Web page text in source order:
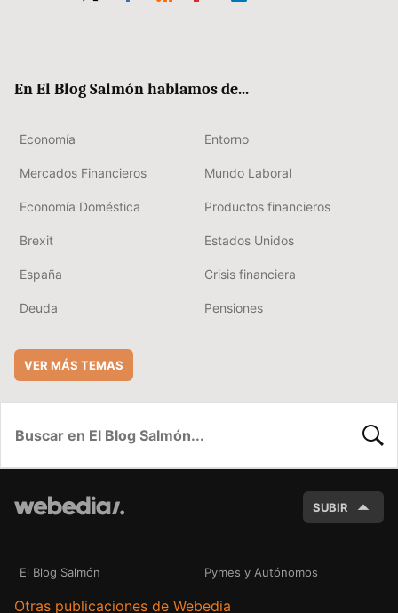
En El Blog Salmón hablamos de...
Economía Entorno
Mercados Financieros Mundo Laboral
Economía Doméstica Productos financieros
Brexit Estados Unidos
España Crisis financiera
Deuda Pensiones
VER MÁS TEMAS
SUBIR
El Blog Salmón Pymes y Autónomos
Otras publicaciones de Webedia